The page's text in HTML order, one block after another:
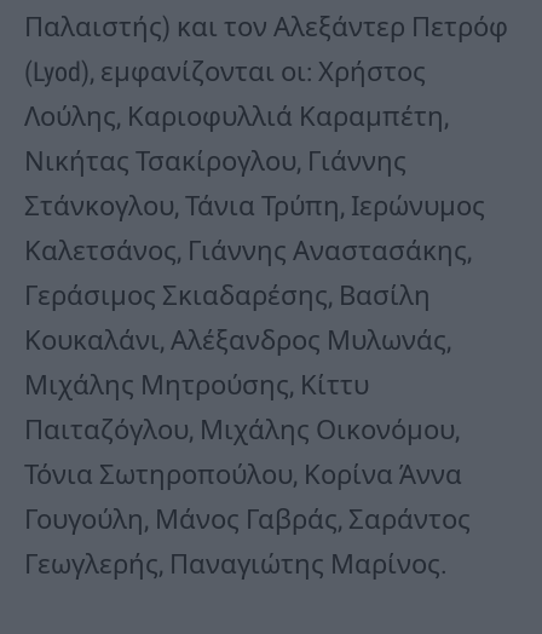
Παλαιστής) και τον Αλεξάντερ Πετρόφ
(Lyod), εμφανίζονται οι: Χρήστος
Λούλης, Καριοφυλλιά Καραμπέτη,
Νικήτας Τσακίρογλου, Γιάννης
Στάνκογλου, Τάνια Τρύπη, Ιερώνυμος
Καλετσάνος, Γιάννης Αναστασάκης,
Γεράσιμος Σκιαδαρέσης, Βασίλη
Κουκαλάνι, Αλέξανδρος Μυλωνάς,
Μιχάλης Μητρούσης, Κίττυ
Παιταζόγλου, Μιχάλης Οικονόμου,
Τόνια Σωτηροπούλου, Κορίνα Άννα
Γουγούλη, Μάνος Γαβράς, Σαράντος
Γεωγλερής, Παναγιώτης Μαρίνος.